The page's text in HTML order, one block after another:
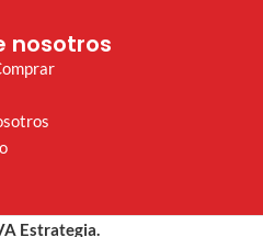
nosotros
Estrategia.